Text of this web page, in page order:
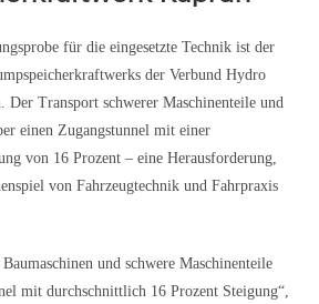
für die eingesetzte Technik ist der
der Verbund Hydro
Transport schwerer Maschinenteile und
einen Zugangstunnel mit einer
von 16 Prozent – eine Herausforderung,
von Fahrzeugtechnik und Fahrpraxis
und schwere Maschinenteile
mit durchschnittlich 16 Prozent Steigung“,